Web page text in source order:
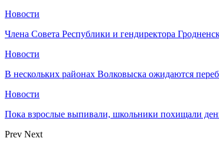
Новости
Члена Совета Республики и гендиректора
Новости
В нескольких районах Волковыска ожидаются
Новости
Пока взрослые выпивали, школьники похищали
Prev Next